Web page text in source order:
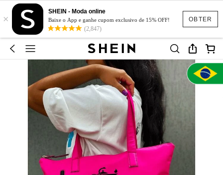
OBTER
×
SHEIN - Moda online
Baixe o App e ganhe cupom exclusivo de 15% OFF!
(2,847)